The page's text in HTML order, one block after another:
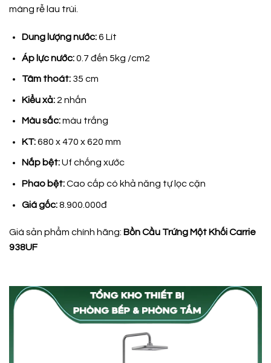
màng rễ lau trùi.
Dung lượng nước:6 Lít
Áp lực nước:0.7 đến 5kg /cm2
Tâm thoát:35 cm
Kiểu xả:2 nhấn
Màu sắc:màu trắng
KT:680 x 470 x 620 mm
Nắp bệt:Uf chống xước
Phao bệt:Cao cấp có khả năng tự lọc cặn
Giá gốc:8.900.000đ
Giá sản phẩm chính hãng: Bồn Cầu Trứng Một Khối Carrie
938UF